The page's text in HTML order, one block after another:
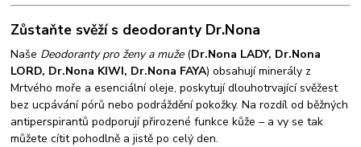
Zůstaňte svěží s deodoranty Dr.Nona
Naše Deodoranty pro ženy a muže(Dr.Nona LADY, Dr.Nona
LORD, Dr.Nona KIWI, Dr.Nona FAYA) obsahují minerály z
Mrtvého moře a esenciální oleje, poskytují dlouhotrvající svěžest
bez ucpávání pórů nebo podráždění pokožky. Na rozdíl od běžných
antiperspirantů podporují přirozené funkce kůže – a vy se tak
můžete cítit pohodlně a jistě po celý den.